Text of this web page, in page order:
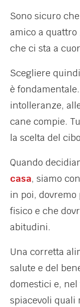
Sono sicuro
amico a quattro
che ci sta a
Scegliere
è
intolleranze,
cane compie.
la scelta del
Quando
casa, siamo
in poi, dovremo
fisico e che
abitudini.
Una corretta
salute e del
domestici e,
spiacevoli quali